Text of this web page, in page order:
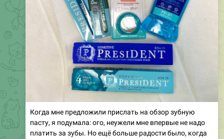
Когда мне предложили прислать на обзор зубную
пасту, я подумала: ого, неужели мне впервые не надо
платить за зубы. Но ещё больше радости было, когда
это оказался President. Хотя я рада любым подаркам,
которые связаны с зубами и уходом за ними
😂